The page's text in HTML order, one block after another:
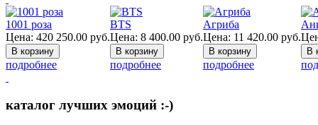
1001 роза
Цена: 420 250.00 руб.
подробнее
BTS
Цена: 8 400.00 руб.
подробнее
Агриба
Цена: 11 420.00 руб.
подробнее
каталог лучших эмоций :-)